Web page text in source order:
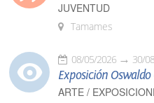
JUVENTUD
Tamames
08/05/2026 30/
Exposición
ARTE /